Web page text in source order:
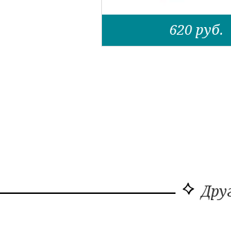
620 руб.